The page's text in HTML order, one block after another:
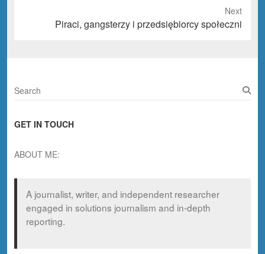
Next
Piraci, gangsterzy i przedsiębiorcy społeczni
S
e
r
h
GET IN TOUCH
ABOUT ME:
A journalist, writer, and independent researcher
engaged in solutions journalism and in-depth
reporting.